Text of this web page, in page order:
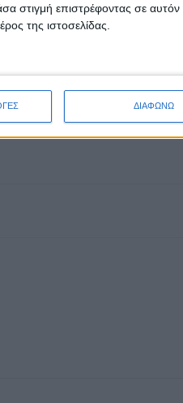
στιγμή επιστρέφοντας σε αυτόν
της ιστοσελίδας.
ΔΙΑΦΩΝΩ